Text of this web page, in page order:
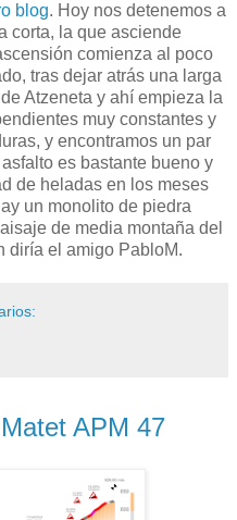
blog. Hoy nos detenemos a
corta, la que asciende
comienza al poco
tras dejar atrás una larga
Atzeneta y ahí empieza la
muy constantes y
y encontramos un par
es bastante bueno y
de heladas en los meses
un monolito de piedra
de media montaña del
diría el amigo PabloM.
APM 47